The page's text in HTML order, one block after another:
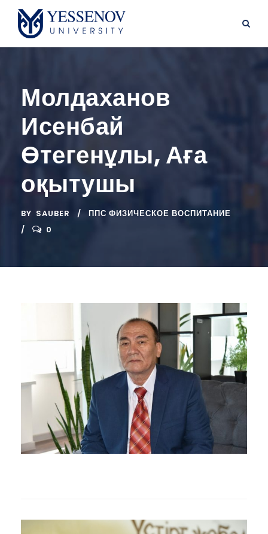
Молдаханов
Исенбай
Өтегенұлы, Аға
оқытушы
BY SAUBER
ППС ФИЗИЧЕСКОЕ ВОСПИТАНИЕ
0